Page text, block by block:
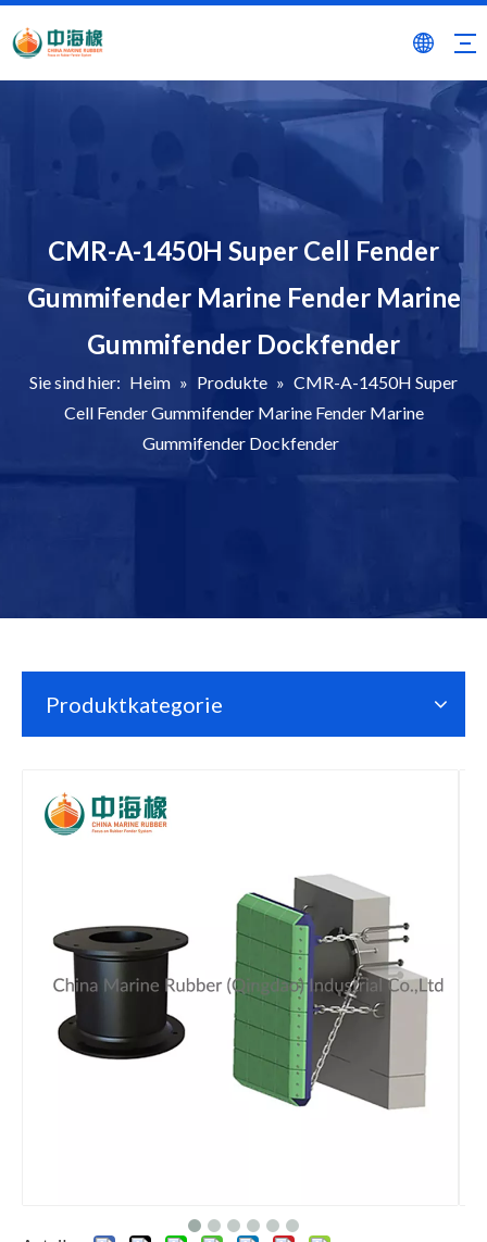
CMR-A-1450H Super Cell Fender
Gummifender Marine Fender Marine
Gummifender Dockfender
Sie sind hier: Heim » Produkte » CMR-A-1450H Super
Cell Fender Gummifender Marine Fender Marine
Gummifender Dockfender
Produktkategorie